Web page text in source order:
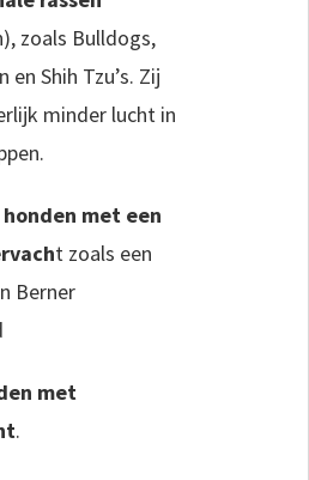
zoals Bulldogs,
en Shih Tzu’s. Zij
minder lucht in
met een
t zoals een
Berner
met
.